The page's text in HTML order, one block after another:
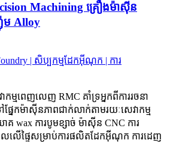
Machining គ្រឿងម៉ាស៊ីន
Alloy
កម្មពេញលេញ RMC គាំទ្រអ្នកពីការរចនា
នែកម៉ាស៊ីនភាពជាក់លាក់តាមរយៈសេវាកម្ម
ោគ wax ការបូមខ្សាច់ ម៉ាស៊ីន CNC ការ
លលើផ្ទៃសម្រាប់ការផលិតដែកអ៊ីណុក ការដេញ